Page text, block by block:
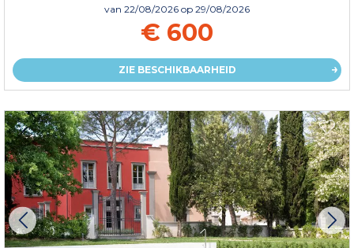
van 22/08/2026 op 29/08/2026
€ 600
ZIE BESCHIKBAARHEID